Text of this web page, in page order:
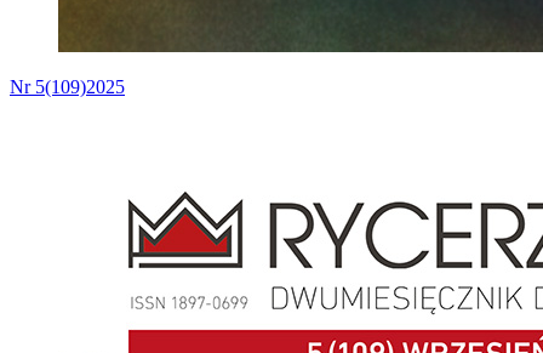
Nr 5(109)2025